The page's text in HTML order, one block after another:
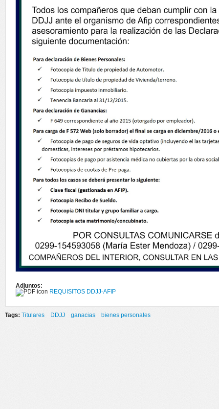
Adjuntos:
REQUISITOS DDJJ-AFIP
Tags: Titulares DDJJ ganacias bienes personales